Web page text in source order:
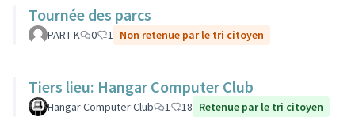
Tournée des parcs
PART K 0 1 Non retenue par le tri citoyen
Tiers lieu: Hangar Computer Club
Hangar Computer Club 1 18 Retenue par le tri citoyen